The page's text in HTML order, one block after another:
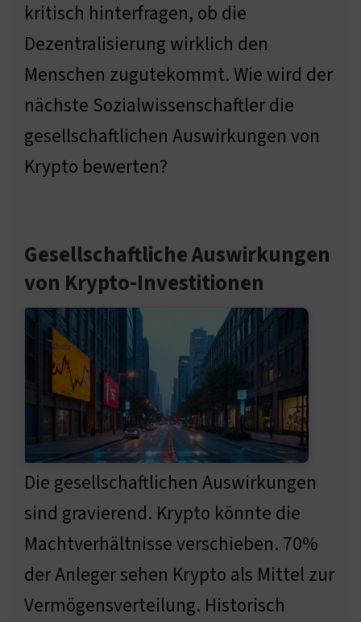
kritisch hinterfragen, ob die
Dezentralisierung wirklich den
Menschen zugutekommt. Wie wird der
nächste Sozialwissenschaftler die
gesellschaftlichen Auswirkungen von
Krypto bewerten?
Gesellschaftliche Auswirkungen
von Krypto-Investitionen
Die gesellschaftlichen Auswirkungen
sind gravierend. Krypto könnte die
Machtverhältnisse verschieben. 70%
der Anleger sehen Krypto als Mittel zur
Vermögensverteilung. Historisch